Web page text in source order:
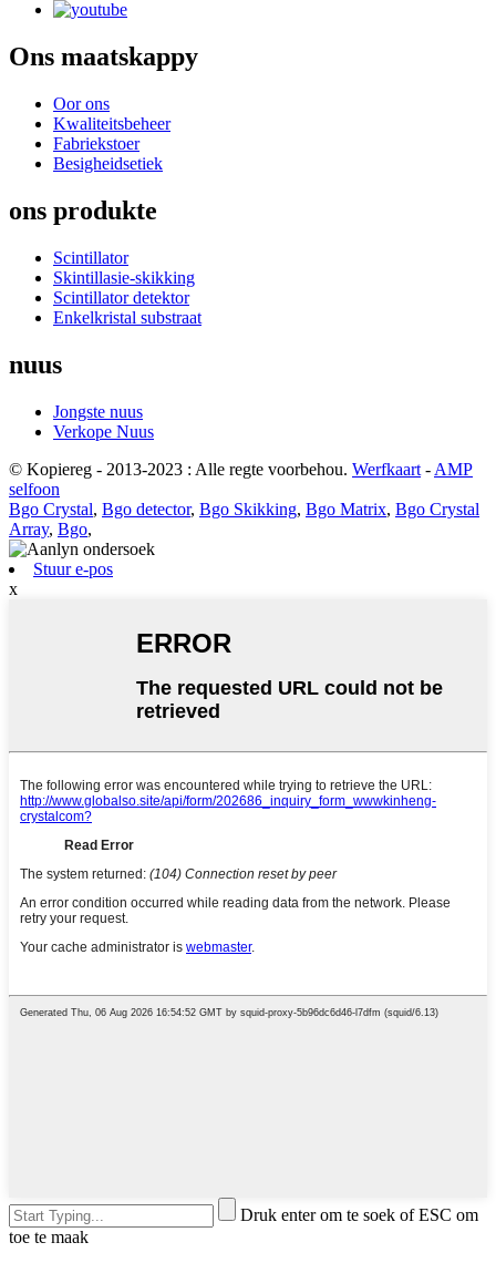
Ons maatskappy
Oor ons
Kwaliteitsbeheer
Fabriekstoer
Besigheidsetiek
ons produkte
Scintillator
Skintillasie-skikking
Scintillator detektor
Enkelkristal substraat
nuus
Jongste nuus
Verkope Nuus
© Kopiereg - 2013-2023 : Alle regte voorbehou. Werfkaart - AMP
selfoon
Bgo Crystal, Bgo detector, Bgo Skikking, Bgo Matrix, Bgo Crystal
Array, Bgo,
Stuur e-pos
x
Druk enter om te soek of ESC om
toe te maak